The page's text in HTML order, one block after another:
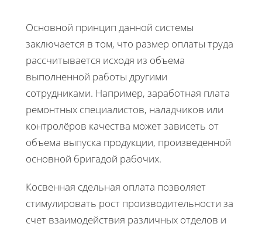
Основной принцип данной системы
заключается в том, что размер оплаты труда
рассчитывается исходя из объема
выполненной работы другими
сотрудниками. Например, заработная плата
ремонтных специалистов, наладчиков или
контролёров качества может зависеть от
объема выпуска продукции, произведенной
основной бригадой рабочих.
Косвенная сдельная оплата позволяет
стимулировать рост производительности за
счет взаимодействия различных отделов и